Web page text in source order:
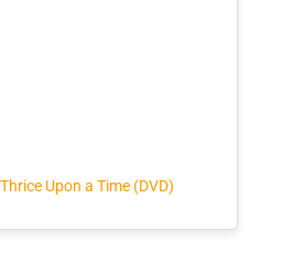
Upon a Time (DVD)